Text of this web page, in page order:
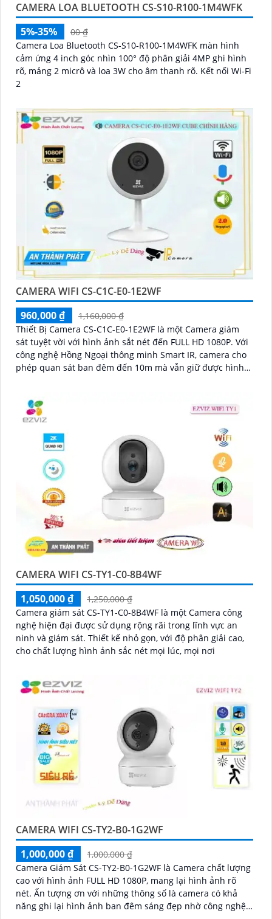
CAMERA LOA BLUETOOTH CS-S10-R100-1M4WFK
5%-35%
00 ₫
Camera Loa Bluetooth CS-S10-R100-1M4WFK màn hình
cảm ứng 4 inch góc nhìn 100° độ phân giải 4MP ghi hình
rõ, mảng 2 micrô và loa 3W cho âm thanh rõ. Kết nối Wi-Fi
2
CAMERA WIFI CS-C1C-E0-1E2WF
960,000 ₫
1,160,000 ₫
Thiết Bị Camera CS-C1C-E0-1E2WF là một Camera giám
sát tuyệt vời với hình ảnh sắt nét đến FULL HD 1080P. Với
công nghệ Hồng Ngoại thông minh Smart IR, camera cho
phép quan sát ban đêm đến 10m mà vẫn giữ được hình
CAMERA WIFI CS-TY1-C0-8B4WF
1,050,000 ₫
1,250,000 ₫
Camera giám sát CS-TY1-C0-8B4WF là một Camera công
nghệ hiện đại được sử dụng rộng rãi trong lĩnh vực an
ninh và giám sát. Thiết kế nhỏ gọn, với độ phân giải cao,
cho chất lượng hình ảnh sắc nét mọi lúc, mọi nơi
CAMERA WIFI CS-TY2-B0-1G2WF
1,000,000 ₫
1,000,000 ₫
Camera Giám Sát CS-TY2-B0-1G2WF là Camera chất lượng
cao với hình ảnh FULL HD 1080P, mang lại hình ảnh rõ
nét. Ấn tượng ơn với những thông số là camera có khả
năng ghi lại hình ảnh ban đêm sáng đẹp nhờ công nghệ